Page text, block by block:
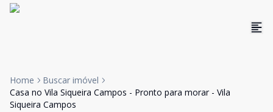
Home
Buscar imóvel
Casa no Vila Siqueira Campos - Pronto para morar - Vila
Siqueira Campos